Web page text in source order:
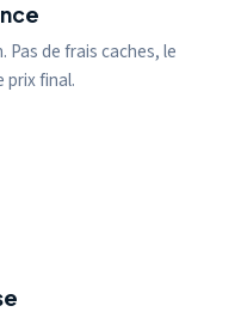
de frais caches, le
prix final.